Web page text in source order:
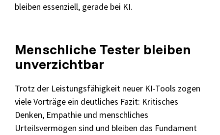
bleiben essenziell, gerade bei KI.
Menschliche Tester bleiben
unverzichtbar
Trotz der Leistungsfähigkeit neuer KI-Tools zogen
viele Vorträge ein deutliches Fazit: Kritisches
Denken, Empathie und menschliches
Urteilsvermögen sind und bleiben das Fundament